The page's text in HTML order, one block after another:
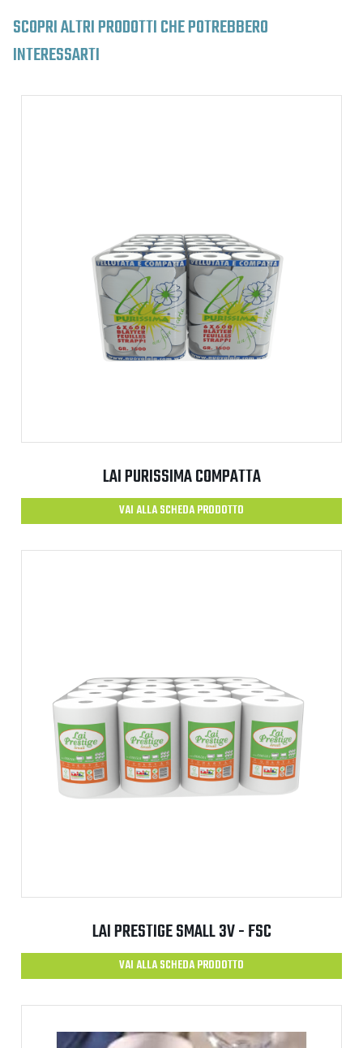
SCOPRI ALTRI PRODOTTI CHE POTREBBERO
INTERESSARTI
LAI PURISSIMA COMPATTA
VAI ALLA SCHEDA PRODOTTO
LAI PRESTIGE SMALL 3V - FSC
VAI ALLA SCHEDA PRODOTTO